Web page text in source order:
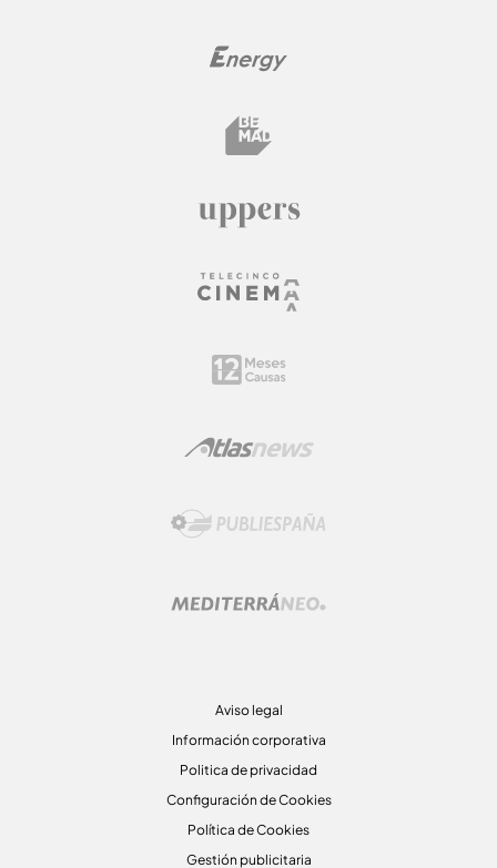
Aviso legal
Información corporativa
Politica de privacidad
Configuración de Cookies
Política de Cookies
Gestión publicitaria